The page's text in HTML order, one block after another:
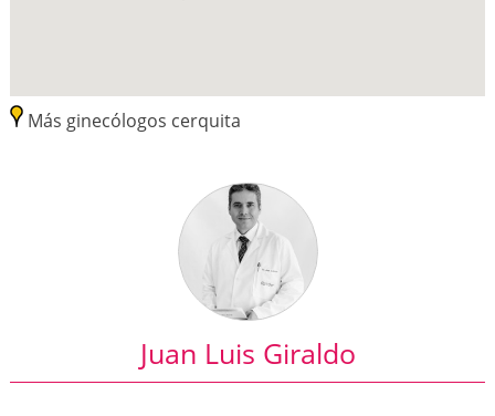
Más ginecólogos cerquita
Juan Luis Giraldo